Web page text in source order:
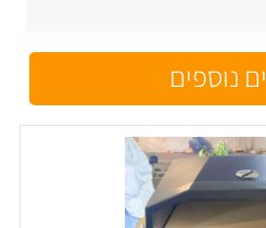
נוספים